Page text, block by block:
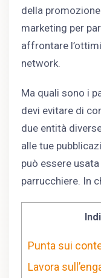
della
marketing per
affrontare
network.
Ma quali sono i
devi evitare di
due entità
alle tue
può essere
parrucchiere. In
Punta sui
Lavora